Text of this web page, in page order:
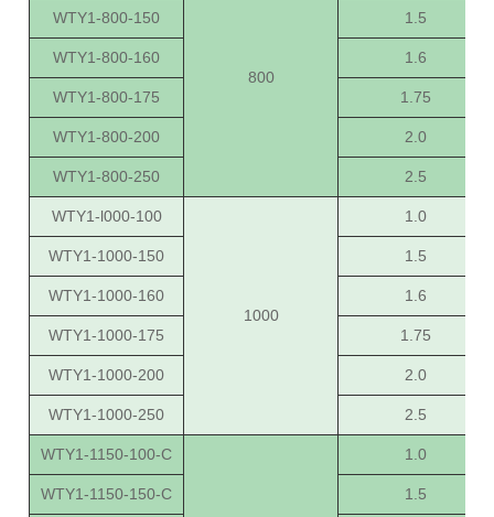
800
WTY1-800-150 1.5
WTY1-800-160 1.6
WTY1-800-175 1.75
WTY1-800-200 2.0
WTY1-800-250 2.5
WTY1-l000-100
1000
1.0
WTY1-1000-150 1.5
WTY1-1000-160 1.6
WTY1-1000-175 1.75
WTY1-1000-200 2.0
WTY1-1000-250 2.5
WTY1-1150-100-C 1.0
WTY1-1150-150-C 1.5